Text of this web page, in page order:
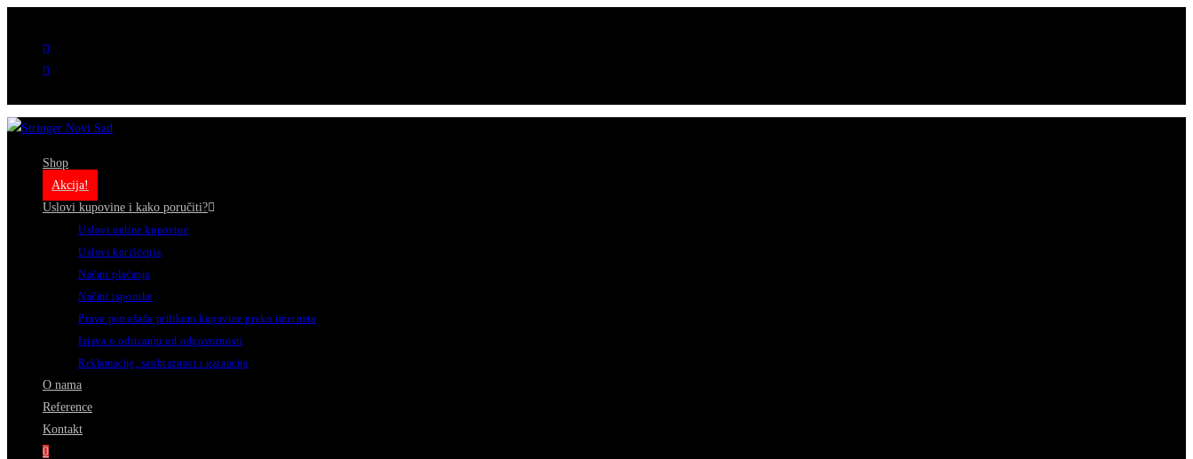
Shop
Akcija!
Uslovi kupovine i kako poručiti?
Uslovi online kupovine
Uslovi korišćenja
Načini plaćanja
Načini isporuke
Prava potrošača prilikom kupovine preko interneta
Izjava o odricanju od odgovornosti
Reklamacije, saobraznost i garancija
O nama
Reference
Kontakt
0